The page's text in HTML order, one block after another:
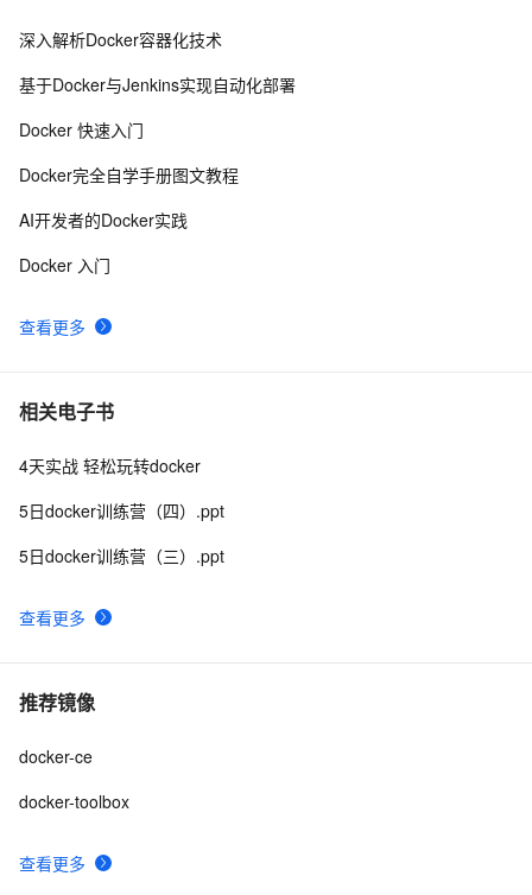
8 Docker启动后怎样运行jar包文件
及 实战案例
10『Docker』在Docker快速部署.NET Core项目
查看更多
深入解析Docker容器化技术
基于Docker与Jenkins实现自动化部署
Docker 快速入门
Docker完全自学手册图文教程
AI开发者的Docker实践
Docker 入门
相关电子书
查看更多
4天实战 轻松玩转docker
5日docker训练营（四）.ppt
5日docker训练营（三）.ppt
推荐镜像
查看更多
docker-ce
docker-toolbox